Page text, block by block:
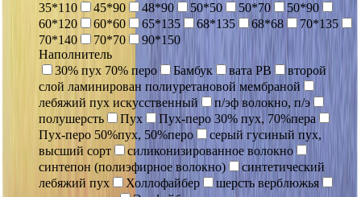
35*110
45*90 48*90 50*50 50*70
50*90
60*120
60*60 65*135 68*135 68*68
70*135
70*140
70*70
90*150
Наполнитель
30% пух 70% перо
Бамбук вата РВ
второй
слой ламинирован полиуретановой мембраной
лебяжий пух искусственный
п/эф волокно, п/э
полушерсть
Пух
Пух-перо 30% пух, 70%пера
Пух-перо 50%пух, 50%перо
серый гусиный пух,
высший сорт
силиконизированное волокно
синтепон (полиэфирное волокно)
синтетический
лебяжий пух
Холлофайбер
шерсть верблюжья